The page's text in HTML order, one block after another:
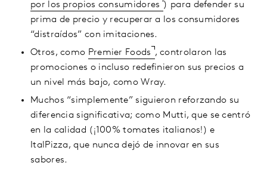
por los propios consumidores ) para defender su
prima de precio y recuperar a los consumidores
“distraídos” con imitaciones.
Otros, como Premier Foods , controlaron las
promociones o incluso redefinieron sus precios a
un nivel más bajo, como Wray.
Muchos “simplemente” siguieron reforzando su
diferencia significativa; como Mutti, que se centró
en la calidad (¡100% tomates italianos!) e
ItalPizza, que nunca dejó de innovar en sus
sabores.